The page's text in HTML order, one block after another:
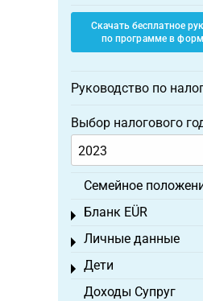
Скачать бесплатное
по программе в
Руководство по
Выбор налогового
Семейное
Бланк EÜR
Toggle menu
Личные данные
Toggle menu
Дети
Toggle menu
Доходы Супруг